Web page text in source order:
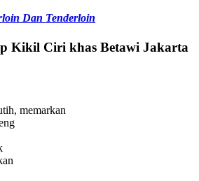
Dan Tenderloin
Kikil Ciri khas Betawi Jakarta
memarkan